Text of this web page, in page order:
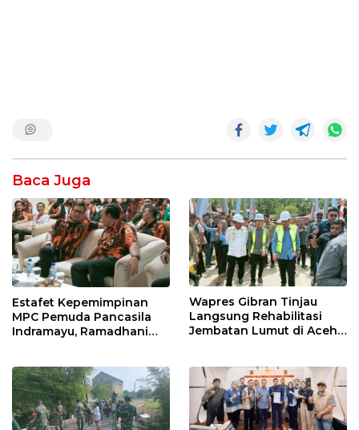
Baca Juga
Estafet Kepemimpinan
MPC Pemuda Pancasila
Indramayu, Ramadhani
Muscablub
Wapres Gibran Tinjau
Langsung Rehabilitasi
Jembatan Lumut di Aceh